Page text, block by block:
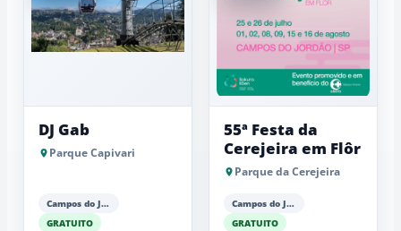
DJ Gab
Parque Capivari
Campos do Jordão
GRATUITO
55ª Festa da
Cerejeira em Flôr
Parque da Cerejeira
Campos do Jordão
GRATUITO